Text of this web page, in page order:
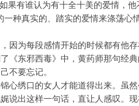
果有谁认为有十全十美的爱情，
种真实的、踏实的爱情来涤荡心
因为每段感情开始的时候都有他
《东邪西毒》中，黄药师那句经
不要忘记。
心绣口的女人才能道得出来。虽
说出这样一句话，直让人感叹。